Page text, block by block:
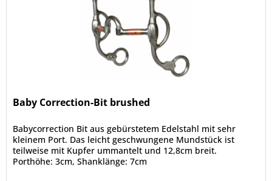
Baby Correction-Bit brushed
Babycorrection Bit aus gebürstetem Edelstahl mit sehr
kleinem Port. Das leicht geschwungene Mundstück ist
teilweise mit Kupfer ummantelt und 12,8cm breit.
Porthöhe: 3cm, Shanklänge: 7cm